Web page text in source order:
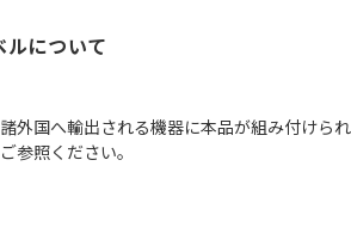
について
外国へ輸出される機器に本品が組み付けら
参照ください。